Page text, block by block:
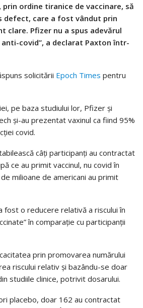
ordine tiranice de vaccinare, să
defect, care a fost vândut prin
clare. Pfizer nu a spus adevărul
covid”, a declarat Paxton într-
solicitării Epoch Times pentru
pe baza studiului lor, Pfizer și
și-au prezentat vaxinul ca fiind 95%
covid.
câți participanți au contractat
ce au primit vaccinul, nu covid în
milioane de americani au primit
fost o reducere relativă a riscului în
în comparație cu participanții
prin promovarea numărului
riscului relativ și bazându-se doar
studiile clinice, potrivit dosarului.
placebo, doar 162 au contractat